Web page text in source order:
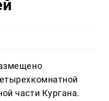
части Кургана.